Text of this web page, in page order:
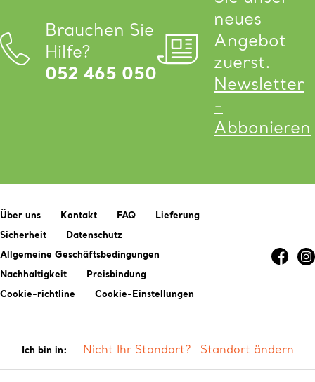
Brauchen Sie
Hilfe?
052 465 050
neues
Angebot
zuerst.
Newsletter
-
Abbonieren
Über uns Kontakt FAQ
Lieferung
Sicherheit
Datenschutz
Allgemeine Geschäftsbedingungen
Nachhaltigkeit
Preisbindung
Cookie-richtline
Cookie-Einstellungen
Ich bin in: Nicht Ihr Standort? Standort ändern